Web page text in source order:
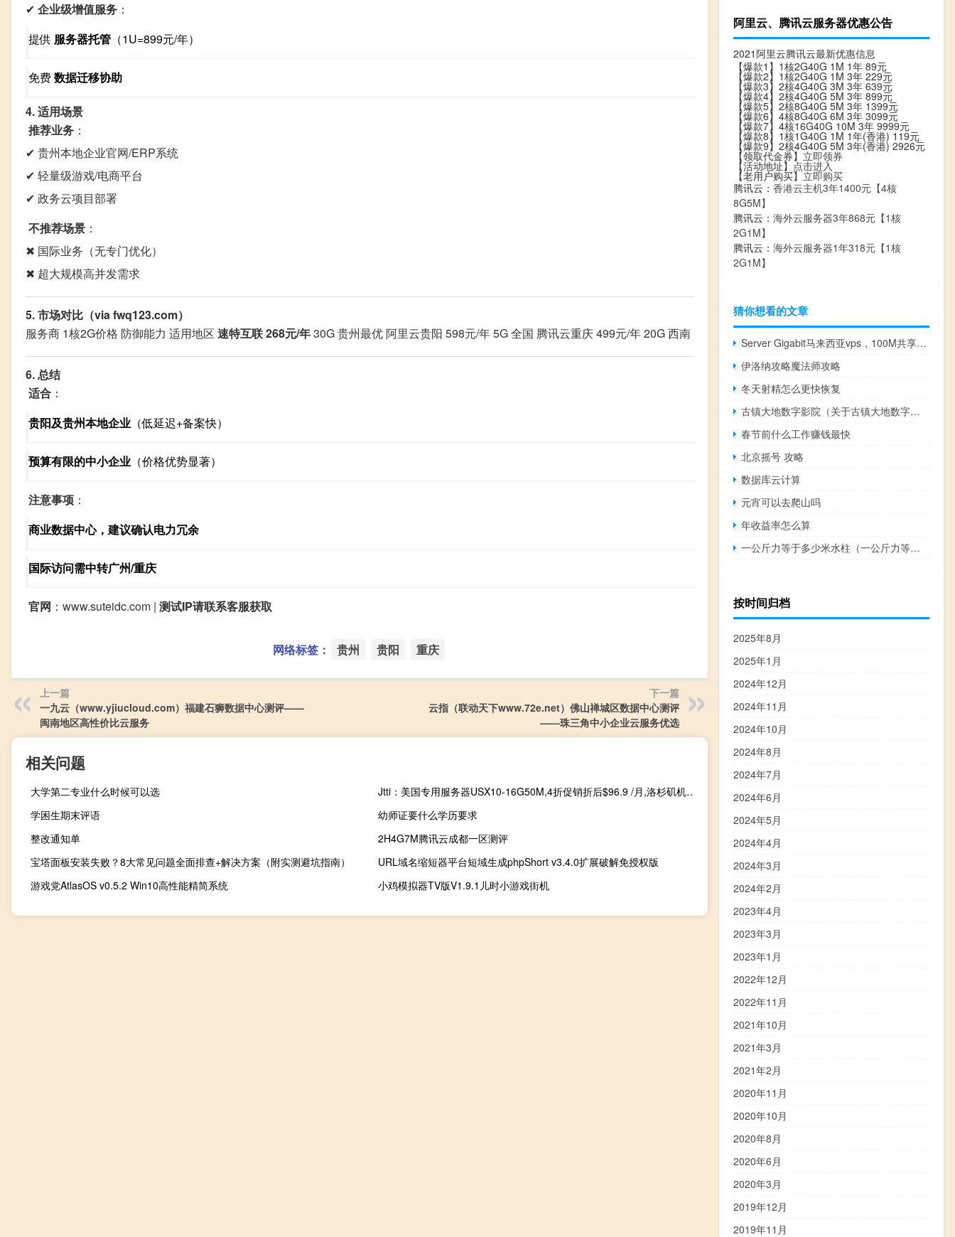
✔ 企业级增值服务 ：
提供 服务器托管 （1U=899元/年）
免费数据迁移协助
4. 适用场景
推荐业务 ：
✔ 贵州本地企业官网/ERP系统
✔ 轻量级游戏/电商平台
✔ 政务云项目部署
不推荐场景 ：
✖ 国际业务（无专门优化）
✖ 超大规模高并发需求
5. 市场对比（via fwq123.com）
服务商 1核2G价格 防御能力 适用地区 速特互联268元/年30G 贵州最优 阿里云贵阳 598元/年 5G 全国 腾讯云重庆 499元/年 20G 西南
6. 总结
适合 ：
贵阳及贵州本地企业 （低延迟+备案快）
预算有限的中小企业 （价格优势显著）
注意事项 ：
商业数据中心，建议确认电力冗余
国际访问需中转广州/重庆
官网 ：www.suteidc.com | 测试IP请联系客服获取
网络标签： 贵州 贵阳 重庆
上一篇
一九云（www.yjiucloud.com）福建石狮数据中心测评——
闽南地区高性价比云服务
下一篇
云指（联动天下www.72e.net）佛山禅城区数据中心测评
——珠三角中小企业云服务优选
相关问题
大学第二专业什么时候可以选
Jtti：美国专用服务器USX10-16G50M,4折促销折后$96.9 /月,洛杉矶机房/免费DDoS防御
学困生期末评语
幼师证要什么学历要求
整改通知单
2H4G7M腾讯云成都一区测评
宝塔面板安装失败？8大常见问题全面排查+解决方案（附实测避坑指南）
URL域名缩短器平台短域生成phpShort v3.4.0扩展破解免授权版
游戏党AtlasOS v0.5.2 Win10高性能精简系统
小鸡模拟器TV版V1.9.1儿时小游戏街机
阿里云、腾讯云服务器优惠公告
2021阿里云腾讯云最新优惠信息
【爆款1】1核2G40G 1M 1年 89元
【爆款2】1核2G40G 1M 3年 229元
【爆款3】2核4G40G 3M 3年 639元
【爆款4】2核4G40G 5M 3年 899元
【爆款5】2核8G40G 5M 3年 1399元
【爆款6】4核8G40G 6M 3年 3099元
【爆款7】4核16G40G 10M 3年 9999元
【爆款8】1核1G40G 1M 1年(香港) 119元
【爆款9】2核4G40G 5M 3年(香港) 2926元
【领取代金券】 立即领券
【活动地址】 点击进入
【老用户购买】立即购买
腾讯云： 香港云主机3年1400元【4核
8G5M】
腾讯云： 海外云服务器3年868元【1核
2G1M】
腾讯云： 海外云服务器1年318元【1核
2G1M】
猜你想看的文章
Server Gigabit马来西亚vps，100M共享带宽低价VPS
伊洛纳攻略魔法师攻略
冬天射精怎么更快恢复
古镇大地数字影院（关于古镇大地数字影院的介绍）
春节前什么工作赚钱最快
北京摇号 攻略
数据库云计算
元宵可以去爬山吗
年收益率怎么算
一公斤力等于多少米水柱（一公斤力等于多少牛）
按时间归档
2025年8月
2025年1月
2024年12月
2024年11月
2024年10月
2024年8月
2024年7月
2024年6月
2024年5月
2024年4月
2024年3月
2024年2月
2023年4月
2023年3月
2023年1月
2022年12月
2022年11月
2021年10月
2021年3月
2021年2月
2020年11月
2020年10月
2020年8月
2020年6月
2020年3月
2019年12月
2019年11月